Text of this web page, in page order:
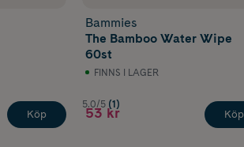
Köp
Bammies
The Bamboo Water Wipe
60st
FINNS I LAGER
5.0/5 (1)
53 kr Köp